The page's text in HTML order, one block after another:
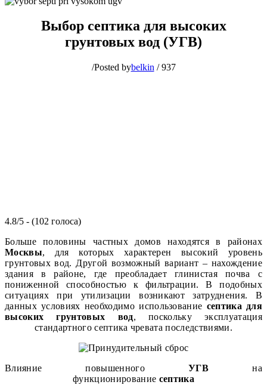
Выбор септика для высоких
грунтовых вод (УГВ)
/Posted bybelkin / 937
4.8/5 - (102 голоса)
Больше половины частных домов находятся в районах
Москвы, для которых характерен высокий уровень
грунтовых вод. Другой возможный вариант – нахождение
здания в районе, где преобладает глинистая почва с
пониженной способностью к фильтрации. В подобных
ситуациях при утилизации возникают затруднения. В
данных условиях необходимо использование септика для
высоких грунтовых вод, поскольку эксплуатация
стандартного септика чревата последствиями.
Влияние повышенногоУГВ на
функционирование септика